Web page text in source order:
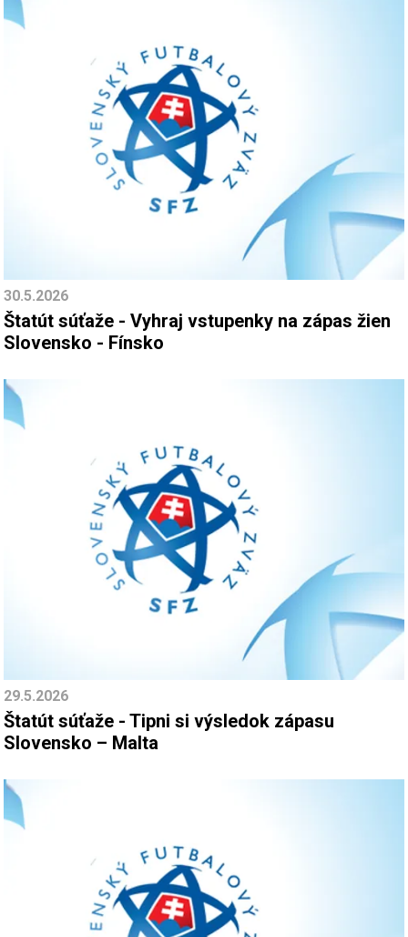
30.5.2026
Štatút súťaže - Vyhraj vstupenky na zápas žien
Slovensko - Fínsko
29.5.2026
Štatút súťaže - Tipni si výsledok zápasu
Slovensko – Malta